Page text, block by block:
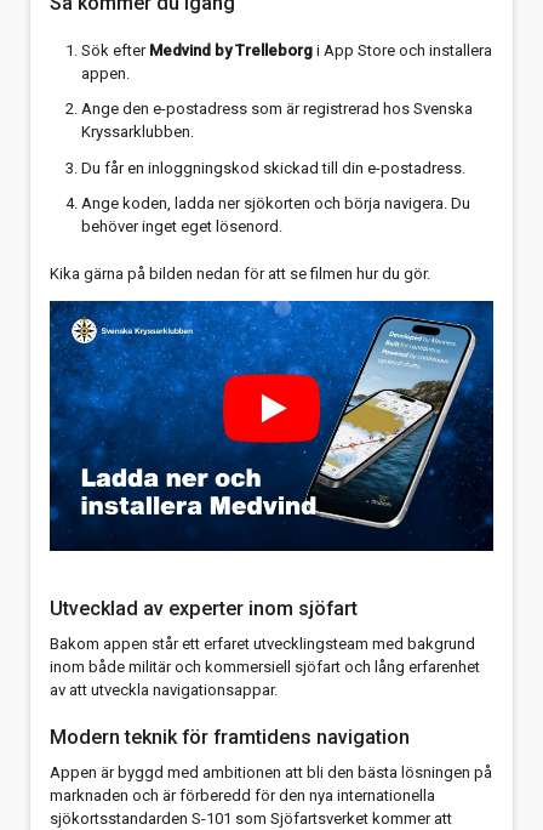
Sök efter Medvind by Trelleborgi App Store och installera
appen.
Ange den e-postadress som är registrerad hos Svenska
Kryssarklubben.
Du får en inloggningskod skickad till din e-postadress.
Ange koden, ladda ner sjökorten och börja navigera. Du
behöver inget eget lösenord .
Kika gärna på bilden nedan för att se filmen hur du gör.
Utvecklad av experter inom sjöfart
Bakom appen står ett erfaret utvecklingsteam med bakgrund
inom både militär och kommersiell sjöfart och lång erfarenhet
av att utveckla navigationsappar.
Modern teknik för framtidens navigation
Appen är byggd med ambitionen att bli den bästa lösningen på
marknaden och är förberedd för den nya internationella
sjökortsstandarden S-101 som Sjöfartsverket kommer att